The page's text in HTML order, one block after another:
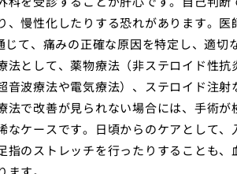
、慢性化したりする恐れがあります。医
て、痛みの正確な原因を特定し、適切
法として、薬物療法（非ステロイド性抗
音波療法や電気療法）、ステロイド注射
法で改善が見られない場合には、手術が
なケースです。日頃からのケアとして、
指のストレッチを行ったりすることも、